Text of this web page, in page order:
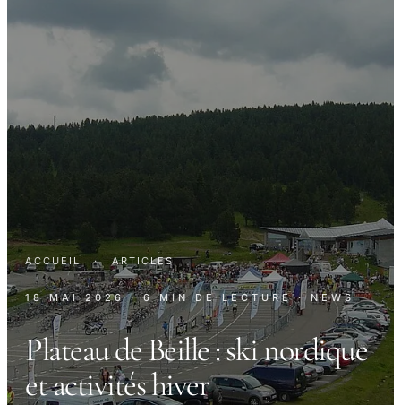
ACCUEIL · ARTICLES
18 MAI 2026 · 6 MIN DE LECTURE · NEWS
Plateau de Beille : ski nordique
et activités hiver